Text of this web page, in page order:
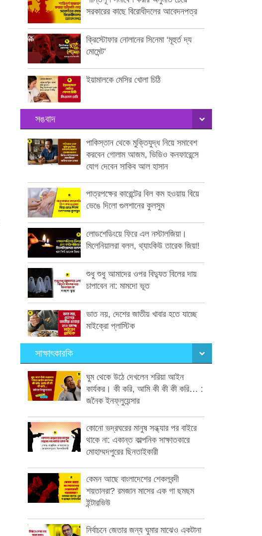
সরকারের কাছে বিরোধীদলের আবেদনপত্র
ক্রিস্টোফার নোলানের সিনেমা ‘মূহুর্ত দ্য
মোমেন্ট’
ইয়ামালকে মেসির খোলা চিঠি
সঙবাদ
পাকিস্তান থেকে মুক্তিযুদ্ধ নিয়ে সমাবেশ
করবেন গোলাম আজম, ভিডিও কনফারেন্সে
যোগ দেবেন সাকিব আল হাসান
পাত্রপক্ষের কারেন্টের বিল কম হওয়ায় বিয়ে
ভেঙে দিলো গুলশানের কুলসুম
লোডশেডিংয়ে ফিরে এল নস্টালজিয়া।
মিলেনিয়ালরা বলল, থ্যাংকিউ তারেক জিয়া!
শুধু শুধু আমাদের ওপর বিদ্যুত বিলের দায়
চাপাবেন না: মামদো ভূত
ভাত নয়, দেশের জাতীয় খাবার হতে যাচ্ছে
মাইক্রো প্লাস্টিক
সাক্ষাৎকারকি
ঘুম থেকে উঠে দেখলেন শরিয়া আইন
কার্যকর। কী করি, আমি কী কী কী করি… :
জনৈক ইনফ্লুয়েন্সার
কোনো ভদ্রঘরের মানুষ সন্ধ্যার পর বাইরে
থাকে না: একান্ত কাল্পনিক সাক্ষাতকারে
মোহাম্মদপুরের ছিনতাইকারী
কেমন আছে বাংলাদেশের শেকলবন্দী
শয়তানরা? রমজান মাসের এক গা ছমছম
ইন্টারভিউ
নির্বাচনে জেতার জন্য ঘুমার মাঝেও একটানা